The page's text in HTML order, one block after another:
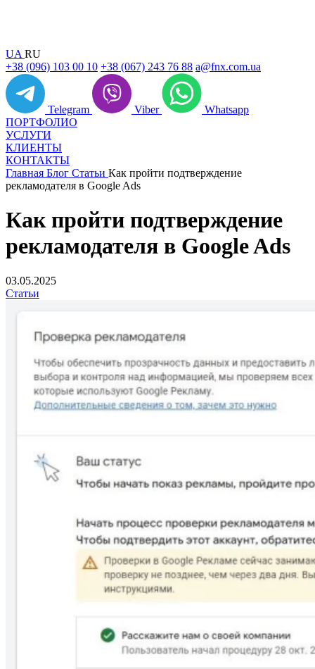
UA RU
+38 (096) 103 00 10 +38 (067) 243 76 88 a@fnx.com.ua
Telegram Viber
Whatsapp
ПОРТФОЛИО
УСЛУГИ
КЛИЕНТЫ
КОНТАКТЫ
Главная Блог Статьи Как пройти подтверждение
рекламодателя в Google Ads
Как пройти подтверждение
рекламодателя в Google Ads
03.05.2025
Статьи